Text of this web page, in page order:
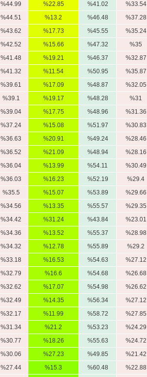
%44.99 %22.85 %41.02
%33.54
%44.51 %13.2 %46.48
%37.28
%43.62 %17.73 %45.55
%35.24
%42.52 %15.66 %47.32
%35
%41.48 %19.21 %46.37
%32.87
%41.32 %11.54 %50.95
%35.87
%39.61 %17.09 %48.87
%32.05
%39.1 %19.17 %48.28
%31
%39.04 %17.75 %48.96
%31.36
%37.24 %15.08 %51.97
%30.83
%36.63 %20.91 %49.24
%28.46
%36.52 %21.09 %48.94
%28.16
%36.04 %13.99 %54.11
%30.49
%36.03 %16.23 %52.19
%29.4
%35.5 %15.07 %53.89
%29.66
%34.56 %13.35 %55.57
%29.35
%34.42 %31.24 %43.84
%23.01
%34.36 %13.52 %55.37
%28.98
%34.32 %12.78 %55.89
%29.2
%33.18 %16.53 %54.63
%27.12
%32.79 %16.6 %54.68
%26.68
%32.62 %17.07 %54.98
%26.62
%32.49 %14.35 %56.34
%27.12
%32.17 %11.99 %58.72
%27.85
%31.34 %21.2 %53.23
%24.29
%30.77 %18.26 %55.63
%24.72
%30.06 %27.23 %49.85
%21.42
%27.44 %15.3 %60.48
%22.88